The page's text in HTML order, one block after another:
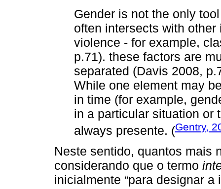
Gender is not the only
often intersects with
violence - for example,
p.71). these factors are
separated (Davis 2008,
While one element may
in time (for example,
in a particular situation or
always presente. (Gentry,
Neste sentido, quantos mais
considerando que o termo
inicialmente “para designar